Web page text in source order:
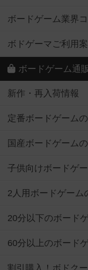
ボードゲーム業界
ボドゲーマご利用
ボードゲーム通販
新作・再入荷情報
定番ボードゲーム
国産ボードゲーム
子供向けボードゲ
2人用ボードゲーム
20分以下のボード
60分以上のボード